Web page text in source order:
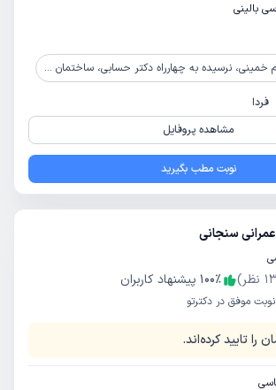
بالینی
نرسیده به چهارراه دکتر حسابی، ساختمان پزشکان مهر، طبقه دوم، مرکز مشاوره شاداب نو
فردا
مشاهده پروفایل
نوبت مطب بگیرید
سنجانی
13 نظر) 100٪
پیشنهاد کاربران
نوبت موفق در دکترتو
را تایید کرده‌اند.